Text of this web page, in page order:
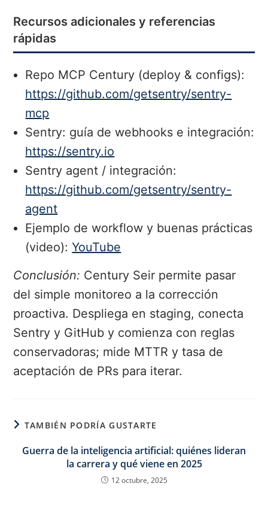
Recursos adicionales y referencias
rápidas
Repo MCP Century (deploy & configs):
https://github.com/getsentry/sentry-
mcp
Sentry: guía de webhooks e integración:
https://sentry.io
Sentry agent / integración:
https://github.com/getsentry/sentry-
agent
Ejemplo de workflow y buenas prácticas
(video):YouTube
Conclusión: Century Seir permite pasar
del simple monitoreo a la corrección
proactiva. Despliega en staging, conecta
Sentry y GitHub y comienza con reglas
conservadoras; mide MTTR y tasa de
aceptación de PRs para iterar.
TAMBIÉN PODRÍA GUSTARTE
Guerra de la inteligencia artificial: quiénes lideran
la carrera y qué viene en 2025
12 octubre, 2025